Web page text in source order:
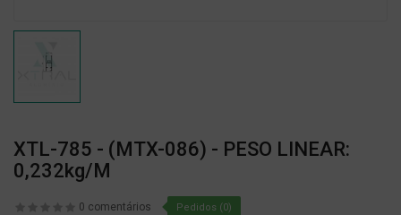
XTL-785 - (MTX-086) - PESO LINEAR:
0,232kg/m
0 comentários Pedidos (0)